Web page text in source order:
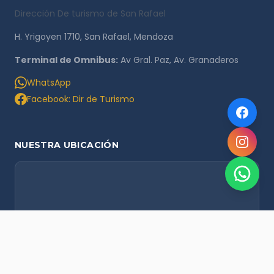
Dirección De turismo de San Rafael
H. Yrigoyen 1710, San Rafael, Mendoza
Terminal de Omnibus: Av Gral. Paz, Av. Granaderos
WhatsApp
Facebook: Dir de Turismo
NUESTRA UBICACIÓN